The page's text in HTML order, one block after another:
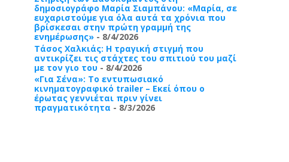
δημοσιογράφο Μαρία Σιαμπάνου: «Μαρία, σε
ευχαριστούμε για όλα αυτά τα χρόνια που
βρίσκεσαι στην πρώτη γραμμή της
ενημέρωσης»- 8/4/2026
Τάσος Χαλκιάς: Η τραγική στιγμή που
αντικρίζει τις στάχτες του σπιτιού του μαζί
με τον γιο του- 8/4/2026
«Για Σένα»: Το εντυπωσιακό
κινηματογραφικό trailer – Εκεί όπου ο
έρωτας γεννιέται πριν γίνει
πραγματικότητα - 8/3/2026